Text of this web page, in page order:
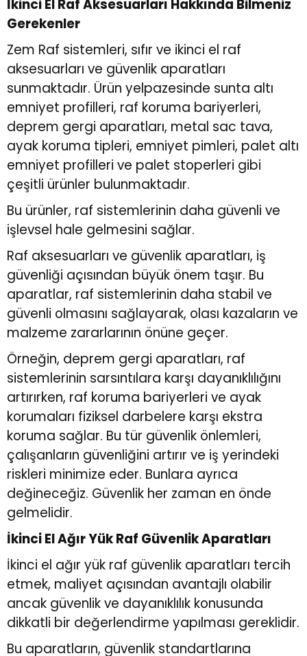
İkinci El Raf Aksesuarları Hakkında Bilmeniz
Gerekenler
Zem Raf sistemleri, sıfır ve ikinci el raf
aksesuarları ve güvenlik aparatları
sunmaktadır. Ürün yelpazesinde sunta altı
emniyet profilleri, raf koruma bariyerleri,
deprem gergi aparatları, metal sac tava,
ayak koruma tipleri, emniyet pimleri, palet altı
emniyet profilleri ve palet stoperleri gibi
çeşitli ürünler bulunmaktadır.
Bu ürünler, raf sistemlerinin daha güvenli ve
işlevsel hale gelmesini sağlar.
Raf aksesuarları ve güvenlik aparatları, iş
güvenliği açısından büyük önem taşır. Bu
aparatlar, raf sistemlerinin daha stabil ve
güvenli olmasını sağlayarak, olası kazaların ve
malzeme zararlarının önüne geçer.
Örneğin, deprem gergi aparatları, raf
sistemlerinin sarsıntılara karşı dayanıklılığını
artırırken, raf koruma bariyerleri ve ayak
korumaları fiziksel darbelere karşı ekstra
koruma sağlar. Bu tür güvenlik önlemleri,
çalışanların güvenliğini artırır ve iş yerindeki
riskleri minimize eder. Bunlara ayrıca
değineceğiz. Güvenlik her zaman en önde
gelmelidir.
İkinci El Ağır Yük Raf Güvenlik Aparatları
İkinci el ağır yük raf güvenlik aparatları tercih
etmek, maliyet açısından avantajlı olabilir
ancak güvenlik ve dayanıklılık konusunda
dikkatli bir değerlendirme yapılması gereklidir.
Bu aparatların, güvenlik standartlarına